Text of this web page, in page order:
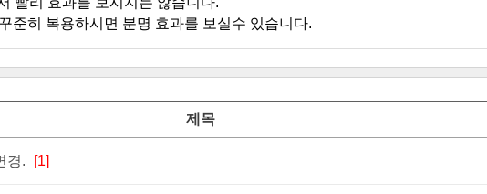
준히 복용하시면 분명 효과를 보실수 있습니다.
제목
경. [1]